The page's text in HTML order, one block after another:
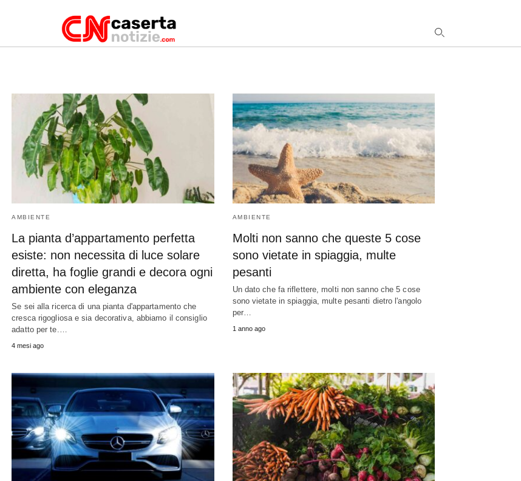
AMBIENTE
La pianta d’appartamento perfetta
esiste: non necessita di luce solare
diretta, ha foglie grandi e decora ogni
ambiente con eleganza
Se sei alla ricerca di una pianta d'appartamento che
cresca rigogliosa e sia decorativa, abbiamo il consiglio
adatto per te.…
4 mesi ago
AMBIENTE
Molti non sanno che queste 5 cose
sono vietate in spiaggia, multe
pesanti
Un dato che fa riflettere, molti non sanno che 5 cose
sono vietate in spiaggia, multe pesanti dietro l'angolo
per…
1 anno ago